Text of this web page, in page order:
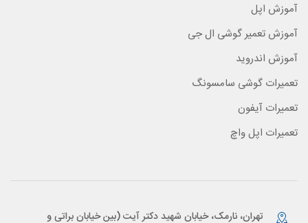
آموزش اپل
آموزش تعمیر گوشی ال جی
آموزش اندروید
تعمیرات گوشی سامسونگ
تعمیرات آیفون
تعمیرات اپل واچ
تهران، نارمک، خیابان شهید دکتر آیت (بین خیابان براتی و